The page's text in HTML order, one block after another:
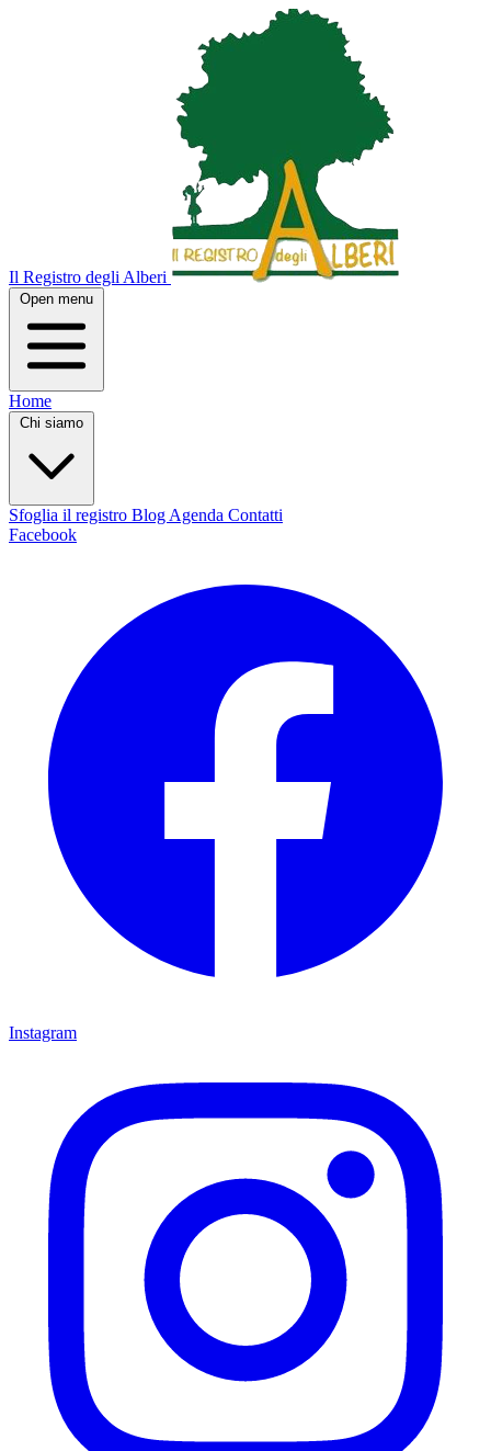
Il Registro degli Alberi
Open menu
Home
Chi siamo
Sfoglia il registro Blog Agenda Contatti
Facebook
Instagram